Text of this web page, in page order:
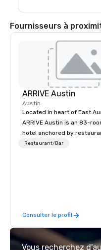
Fournisseurs à
ARRIVE Austin
Austin
Located in heart of East
ARRIVE Austin is an 83-
hotel anchored by
bars that complement the
“cowboy mythology,” and
inspiration from the unique
landscape.
Restaurant/Bar
Consulter le profil
Vous recherchez